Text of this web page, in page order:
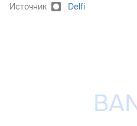
Источник Delfi